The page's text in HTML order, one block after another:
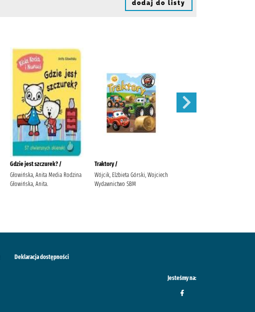
dodaj do listy
Gdzie jest szczurek? /
Głowińska, Anita Media Rodzina
Głowińska, Anita.
Traktory /
Wójcik, Elżbieta Górski, Wojciech
Wydawnictwo SBM
Deklaracja dostępności
Jesteśmy na: